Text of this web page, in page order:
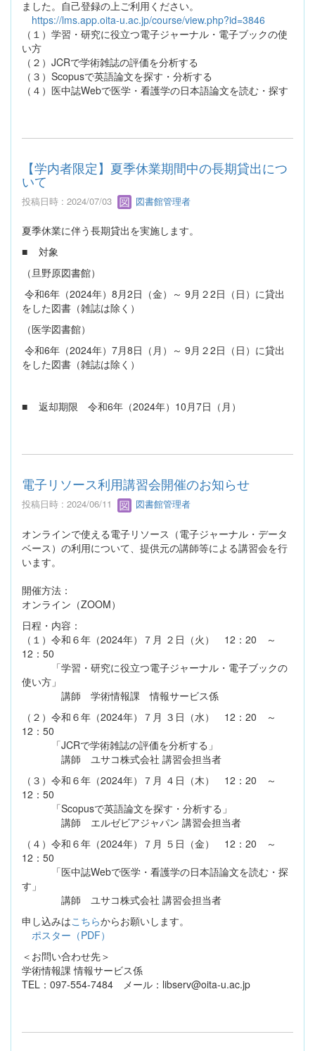
ました。自己登録の上ご利用ください。
https://lms.app.oita-u.ac.jp/course/view.php?id=3846
（１）学習・研究に役立つ電子ジャーナル・電子ブックの使
い方
（２）JCRで学術雑誌の評価を分析する
（３）Scopusで英語論文を探す・分析する
（４）医中誌Webで医学・看護学の日本語論文を読む・探す
【学内者限定】夏季休業期間中の長期貸出につ
いて
投稿日時 : 2024/07/03 図書館管理者
夏季休業に伴う長期貸出を実施します。
■ 対象
（旦野原図書館）
令和6年（2024年）8月2日（金）～ 9月２2日（日）に貸出
をした図書（雑誌は除く）
（医学図書館）
令和6年（2024年）7月8日（月）～ 9月２2日（日）に貸出
をした図書（雑誌は除く）
■ 返却期限 令和6年（2024年）10月7日（月）
電子リソース利用講習会開催のお知らせ
投稿日時 : 2024/06/11 図書館管理者
オンラインで使える電子リソース（電子ジャーナル・データ
ベース）の利用について、提供元の講師等による講習会を行
います。
開催方法：
オンライン（ZOOM）
日程・内容：
（１）令和６年（2024年）７月 ２日（火） 12：20 ～
12：50
「学習・研究に役立つ電子ジャーナル・電子ブックの
使い方」
講師 学術情報課 情報サービス係
（２）令和６年（2024年）７月 ３日（水） 12：20 ～
12：50
「JCRで学術雑誌の評価を分析する」
講師 ユサコ株式会社 講習会担当者
（３）令和６年（2024年）７月 ４日（木） 12：20 ～
12：50
「Scopusで英語論文を探す・分析する」
講師 エルゼビアジャパン 講習会担当者
（４）令和６年（2024年）７月 ５日（金） 12：20 ～
12：50
「医中誌Webで医学・看護学の日本語論文を読む・探
す」
講師 ユサコ株式会社 講習会担当者
申し込みはこちらからお願いします。
ポスター（PDF）
＜お問い合わせ先＞
学術情報課 情報サービス係
TEL：097-554-7484 メール：libserv@oita-u.ac.jp